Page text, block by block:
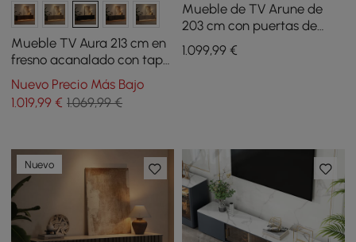
Mueble TV Aura 213 cm en
fresno acanalado con tapa
de piedra sinterizada y luz
LED - negro
Nuevo Precio Más Bajo
1.019,99 € 1.069,99 €
Mueble de TV Arune de
203 cm con puertas de
cristal arqueadas,
chimenea eléctrica y
1.099,99€
Nuevo